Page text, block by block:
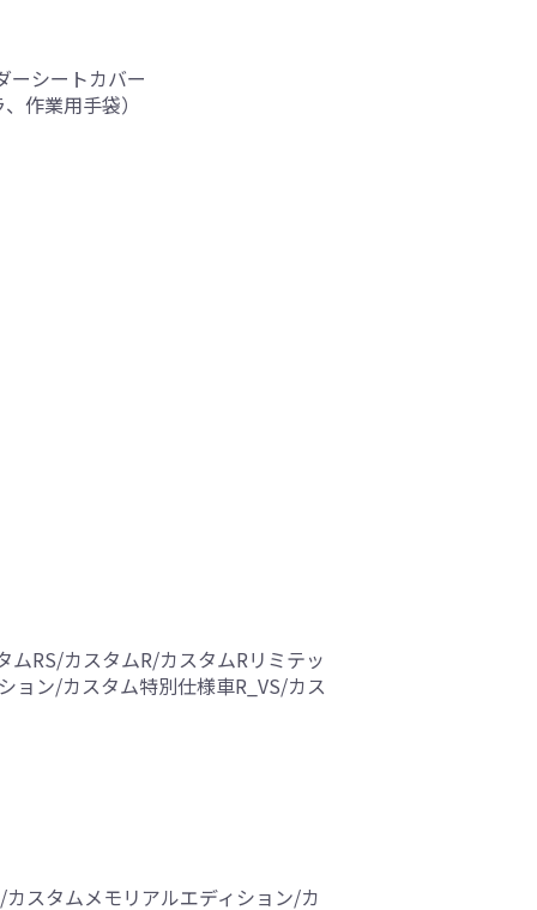
ーシートカバー
作業用手袋）
RS/カスタムR/カスタムRリミテッ
ョン/カスタム特別仕様車R_VS/カス
スタムメモリアルエディション/カ